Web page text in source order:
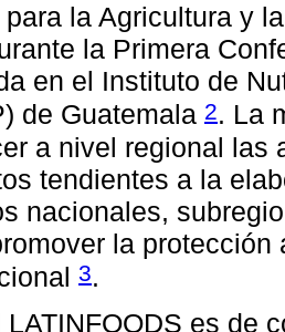
para la Agricultura y
la Primera
en el Instituto de
de Guatemala 2. La
a nivel regional las
tendientes a la
nacionales,
la
3.
LATINFOODS es de